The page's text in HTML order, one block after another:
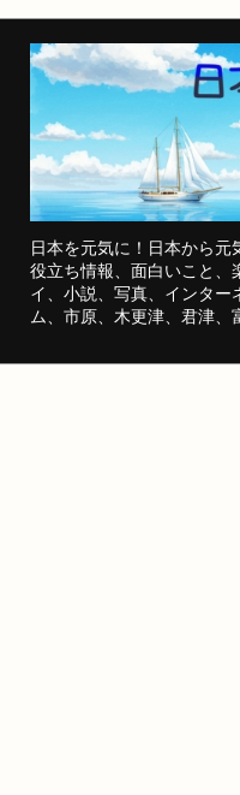
日本を元気に！日本から
役立ち情報、面白いこと、
イ、小説、写真、インター
ム、市原、木更津、君津、